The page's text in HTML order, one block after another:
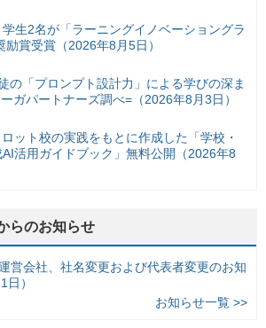
生2名が「ラーニングイノベーショングラ
励賞受賞（2026年8月5日）
の「プロンプト設計力」による学びの深ま
ガパートナーズ調べ=（2026年8月3日）
ット校の実践をもとに作成した「学校・
活用ガイドブック」無料公開（2026年8
らのお知らせ
営会社、社名変更および代表者変更のお知
）
お知らせ一覧 >>